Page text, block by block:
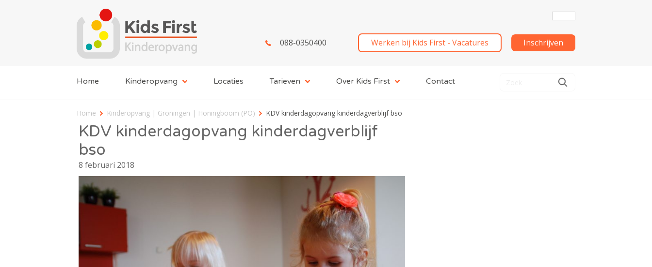
088-0350400 Werken bij Kids First - Vacatures Inschrijven
Home Kinderopvang Locaties Tarieven Over Kids First Contact
Home Kinderopvang | Groningen | Honingboom (PO) KDV kinderdagopvang kinderdagverblijf bso
KDV kinderdagopvang kinderdagverblijf
bso
8 februari 2018